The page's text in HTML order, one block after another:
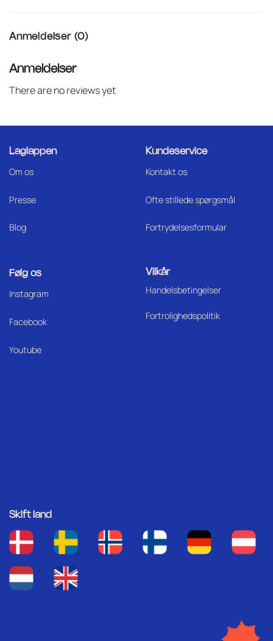
Anmeldelser (0)
Anmeldelser
There are no reviews yet
Laglappen
Om os
Presse
Blog
Kundeservice
Kontakt os
Ofte stillede spørgsmål
Fortrydelsesformular
Følg os
Instagram
Facebook
Youtube
Vilkår
Handelsbetingelser
Fortrolighedspolitik
Skift land